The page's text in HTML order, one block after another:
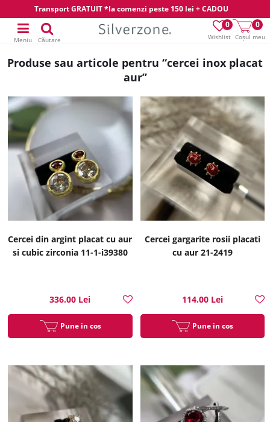
Transport GRATUIT *la comenzi peste 150 lei + CADOU
Wishlist
0
Coșul meu
0
Meniu Căutare
Produse sau articole pentru “cercei inox placat
aur”
Cercei din argint placat cu aur
si cubic zirconia 11-1-i39380
336.00 Lei
Pune in cos
Cercei gargarite rosii placati
cu aur 21-2419
114.00 Lei
Pune in cos